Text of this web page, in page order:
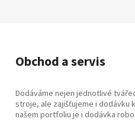
Obchod a servis
Dodáváme nejen jednotlivé
stroje, ale zajišťujeme i dodávku
našem portfoliu je i dodávka